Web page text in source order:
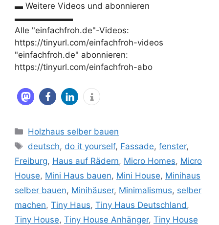
▬ Weitere Videos und abonnieren
▬▬▬▬▬▬▬
Alle "einfachfroh.de"-Videos:
https://tinyurl.com/einfachfroh-videos
"einfachfroh.de" abonnieren:
https://tinyurl.com/einfachfroh-abo
Kategorien
Holzhaus selber bauen
Schlagwörter
deutsch, do it yourself, Fassade,fenster,
Freiburg, Haus auf Rädern, Micro Homes, Micro
House, Mini Haus bauen, Mini House, Minihaus
selber bauen, Minihäuser, Minimalismus, selber
machen, Tiny Haus, Tiny Haus Deutschland,
Tiny House, Tiny House Anhänger, Tiny House